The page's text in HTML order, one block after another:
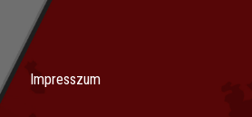
Impresszum